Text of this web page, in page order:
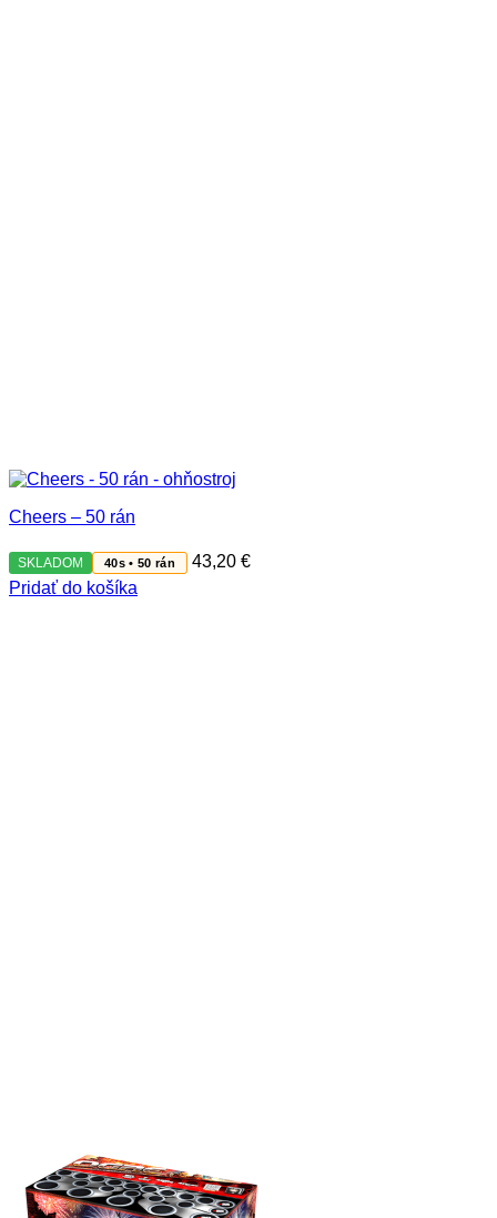
Cheers – 50 rán
SKLADOM 40s • 50 rán 43,20 €
Pridať do košíka